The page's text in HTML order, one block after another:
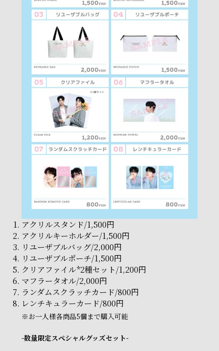
アクリルスタンド/1,500円
アクリルキーホルダー/1,500円
リユーザブルバッグ/2,000円
リユーザブルポーチ/1,500円
クリアファイル*2種セット/1,200円
マフラータオル/2,000円
ランダムスクラッチカード/800円
レンチキュラーカード/800円
※お一人様各商品5個まで購入可能
-数量限定スペシャルグッズセット-